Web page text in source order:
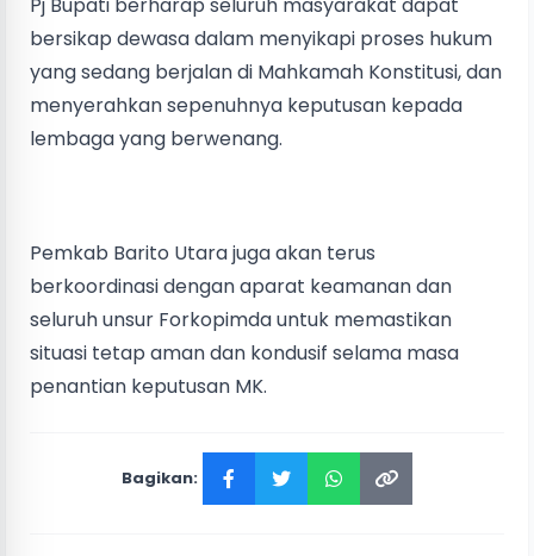
bersikap dewasa dalam menyikapi proses hukum
yang sedang berjalan di Mahkamah Konstitusi, dan
menyerahkan sepenuhnya keputusan kepada
lembaga yang berwenang.
Pemkab Barito Utara juga akan terus
berkoordinasi dengan aparat keamanan dan
seluruh unsur Forkopimda untuk memastikan
situasi tetap aman dan kondusif selama masa
penantian keputusan MK.
Bagikan: